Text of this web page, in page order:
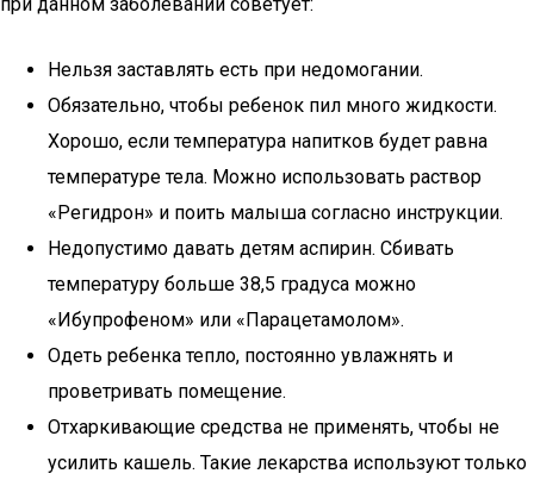
Нельзя заставлять есть при недомогании.
Обязательно, чтобы ребенок пил много жидкости.
Хорошо, если температура напитков будет равна
температуре тела. Можно использовать раствор
«Регидрон» и поить малыша согласно инструкции.
Недопустимо давать детям аспирин. Сбивать
температуру больше 38,5 градуса можно
«Ибупрофеном» или «Парацетамолом».
Одеть ребенка тепло, постоянно увлажнять и
проветривать помещение.
Отхаркивающие средства не применять, чтобы не
усилить кашель. Такие лекарства используют только